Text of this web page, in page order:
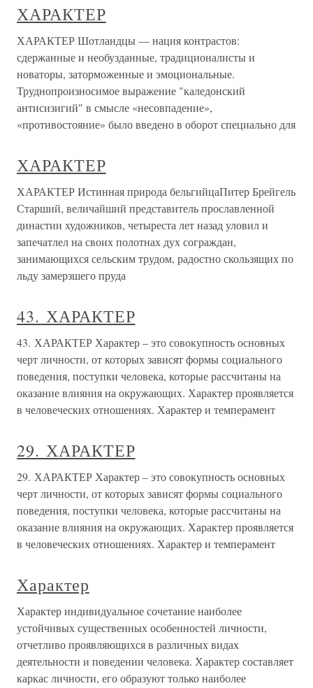
ХАРАКТЕР
ХАРАКТЕР Шотландцы — нация контрастов:
сдержанные и необузданные, традиционалисты и
новаторы, заторможенные и эмоциональные.
Труднопроизносимое выражение "каледонский
антисизигий" в смысле «несовпадение»,
«противостояние» было введено в оборот специально для
ХАРАКТЕР
ХАРАКТЕР Истинная природа бельгийцаПитер Брейгель
Старший, величайший представитель прославленной
династии художников, четыреста лет назад уловил и
запечатлел на своих полотнах дух сограждан,
занимающихся сельским трудом, радостно скользящих по
льду замерзшего пруда
43. ХАРАКТЕР
43. ХАРАКТЕР Характер – это совокупность основных
черт личности, от которых зависят формы социального
поведения, поступки человека, которые рассчитаны на
оказание влияния на окружающих. Характер проявляется
в человеческих отношениях. Характер и темперамент
29. ХАРАКТЕР
29. ХАРАКТЕР Характер – это совокупность основных
черт личности, от которых зависят формы социального
поведения, поступки человека, которые рассчитаны на
оказание влияния на окружающих. Характер проявляется
в человеческих отношениях. Характер и темперамент
Характер
Характер индивидуальное сочетание наиболее
устойчивых существенных особенностей личности,
отчетливо проявляющихся в различных видах
деятельности и поведении человека. Характер составляет
каркас личности, его образуют только наиболее